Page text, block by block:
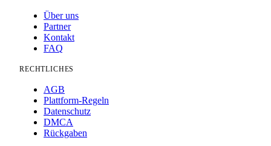
Über uns
Partner
Kontakt
FAQ
RECHTLICHES
AGB
Plattform-Regeln
Datenschutz
DMCA
Rückgaben